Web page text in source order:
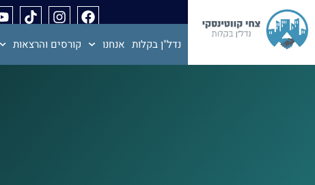
נדל"ן בקלות אנחנו קורסים והרצאות